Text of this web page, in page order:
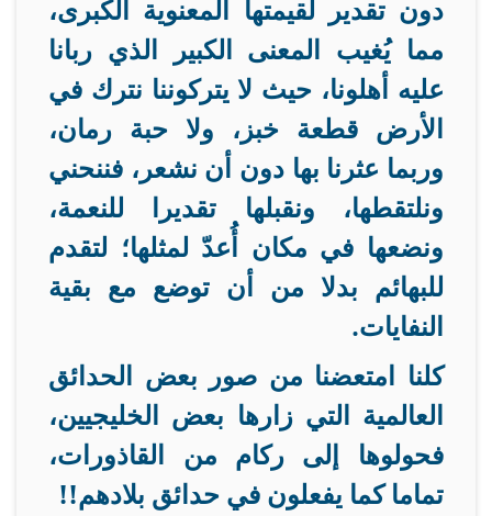
دون تقدير لقيمتها المعنوية الكبرى،
مما يُغيب المعنى الكبير الذي ربانا
عليه أهلونا، حيث لا يتركوننا نترك في
الأرض قطعة خبز، ولا حبة رمان،
وربما عثرنا بها دون أن نشعر، فننحني
ونلتقطها، ونقبلها تقديرا للنعمة،
ونضعها في مكان أُعدّ لمثلها؛ لتقدم
للبهائم بدلا من أن توضع مع بقية
النفايات.
كلنا امتعضنا من صور بعض الحدائق
العالمية التي زارها بعض الخليجيين،
فحولوها إلى ركام من القاذورات،
تماما كما يفعلون في حدائق بلادهم!!